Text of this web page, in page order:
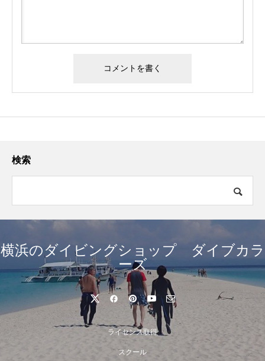
検索
横浜のダイビングショップ ダイブカラ
ーズ
ライセンス取得
スクール